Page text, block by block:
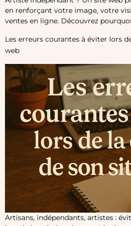
en renforçant votre image, votre
ventes en ligne. Découvrez
Les erreurs courantes à éviter lors
web
Artisans, indépendants, artistes :